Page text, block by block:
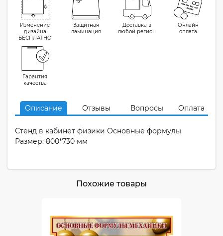
Изменение
дизайна
БЕСПЛАТНО
Защитная
ламинация
Доставка в
любой регион
Онлайн
оплата
Гарантия
качества
Описание Отзывы Вопросы Оплата
Стенд в кабинет физики Основные формулы
Размер: 800*730 мм
Похожие товары